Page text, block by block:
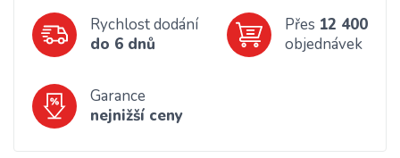
Rychlost dodání
do 6 dnů
Přes 12 400
objednávek
Garance
nejnižší ceny